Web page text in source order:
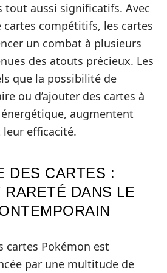
tout aussi significatifs. Avec
cartes compétitifs, les cartes
un combat à plusieurs
des atouts précieux. Les
que la possibilité de
ou d’ajouter des cartes à
augmentent
efficacité.
DES CARTES :
RARETÉ DANS LE
cartes Pokémon est
par une multitude de